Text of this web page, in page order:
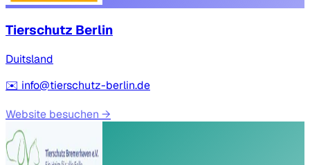
Tierschutz Berlin
Duitsland
✉️ info@tierschutz-berlin.de
Website besuchen →